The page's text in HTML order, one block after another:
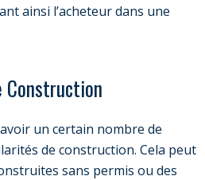
ainsi l’acheteur dans une
un certain nombre de
de construction. Cela peut
sans permis ou des